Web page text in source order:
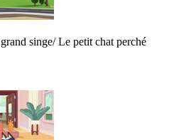
singe/ Le petit chat perché